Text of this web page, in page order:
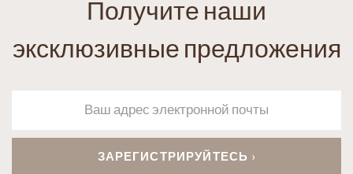
Получите наши
эксклюзивные предложения